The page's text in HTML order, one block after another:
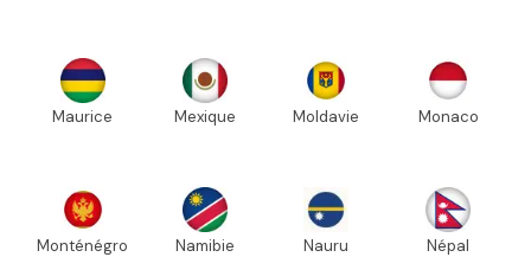
Maurice Mexique Moldavie Monaco
Monténégro Namibie Nauru Népal